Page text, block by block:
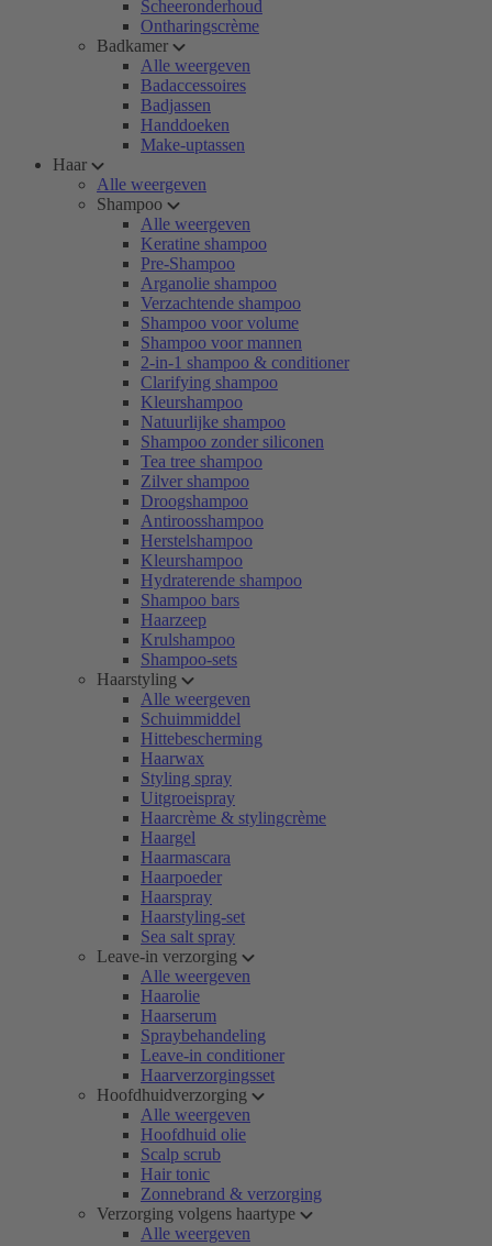
Scheeronderhoud
Ontharingscrème
Badkamer
Alle weergeven
Badaccessoires
Badjassen
Handdoeken
Make-uptassen
Haar
Alle weergeven
Shampoo
Alle weergeven
Keratine shampoo
Pre-Shampoo
Arganolie shampoo
Verzachtende shampoo
Shampoo voor volume
Shampoo voor mannen
2-in-1 shampoo & conditioner
Clarifying shampoo
Kleurshampoo
Natuurlijke shampoo
Shampoo zonder siliconen
Tea tree shampoo
Zilver shampoo
Droogshampoo
Antiroosshampoo
Herstelshampoo
Kleurshampoo
Hydraterende shampoo
Shampoo bars
Haarzeep
Krulshampoo
Shampoo-sets
Haarstyling
Alle weergeven
Schuimmiddel
Hittebescherming
Haarwax
Styling spray
Uitgroeispray
Haarcrème & stylingcrème
Haargel
Haarmascara
Haarpoeder
Haarspray
Haarstyling-set
Sea salt spray
Leave-in verzorging
Alle weergeven
Haarolie
Haarserum
Spraybehandeling
Leave-in conditioner
Haarverzorgingsset
Hoofdhuidverzorging
Alle weergeven
Hoofdhuid olie
Scalp scrub
Hair tonic
Zonnebrand & verzorging
Verzorging volgens haartype
Alle weergeven